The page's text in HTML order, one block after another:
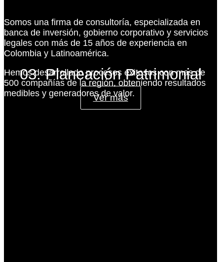
03. Planeación Patrimonial
Ver más
Somos una firma de consultoría, especializada en
banca de inversión, gobierno corporativo y servicios
legales con más de 15 años de experiencia en
Colombia y Latinoamérica.
Hemos desarrollado procesos exitosos con mas de
500 compañías de la región, obteniendo resultados
medibles y generadores de valor.